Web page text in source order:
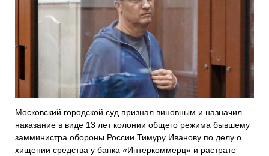
Московский городской суд признал виновным и назначил
наказание в виде 13 лет колонии общего режима бывшему
замминистра обороны России Тимуру Иванову по делу о
хищении средства у банка «Интеркоммерц» и растрате